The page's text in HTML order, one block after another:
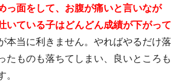
っ面をして、お腹が痛いと言いなが
いている子はどんどん成績が下がって
本当に利きません。やればやるだけ落
たものも落ちてしまい、良いところも
。